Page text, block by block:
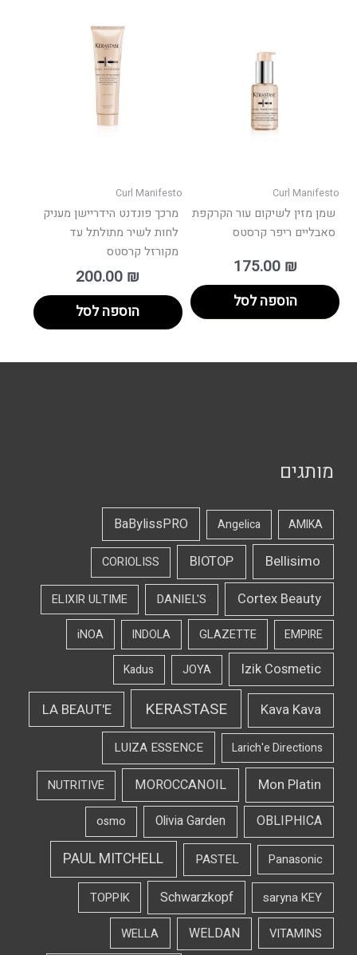
Curl Manifesto
שמן מזין לשיקום עור הקרקפת
סאבליים ריפר קרסטס
175.00 ₪
הוספה לסל
Curl Manifesto
מרכך פונדנט הידריישן מעניק
לחות לשיר מתולתל עד
מקורזל קרסטס
200.00 ₪
הוספה לסל
מותגים
AMIKA
Angelica
BaBylissPRO
Bellisimo
BIOTOP
CORIOLISS
Cortex Beauty
DANIEL'S
ELIXIR ULTIME
EMPIRE
GLAZETTE
INDOLA
iNOA
Izik Cosmetic
JOYA
Kadus
Kava Kava
KERASTASE
LA BEAUT'E
Larich'e Directions
LUIZA ESSENCE
Mon Platin
MOROCCANOIL
NUTRITIVE
OBLIPHICA
Olivia Garden
osmo
Panasonic
PASTEL
PAUL MITCHELL
saryna KEY
Schwarzkopf
TOPPIK
VITAMINS
WELDAN
WELLA